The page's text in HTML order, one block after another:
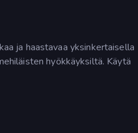
ja haastavaa yksinkertaisella
hyökkäyksiltä. Käytä